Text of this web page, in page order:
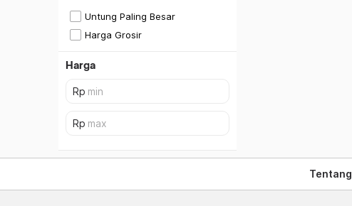
Untung Paling Besar
Harga Grosir
Harga